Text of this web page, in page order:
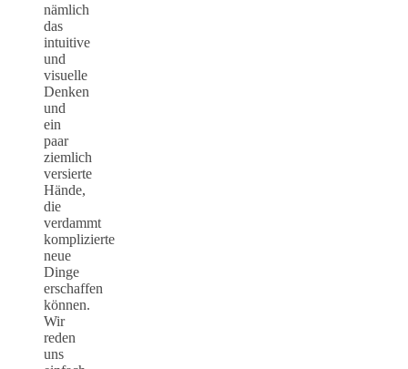
nämlich
das
intuitive
und
visuelle
Denken
und
ein
paar
ziemlich
versierte
Hände,
die
verdammt
komplizierte
neue
Dinge
erschaffen
können.
Wir
reden
uns